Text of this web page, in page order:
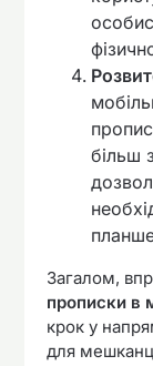
більш
Загалом,
прописки в
крок у
для